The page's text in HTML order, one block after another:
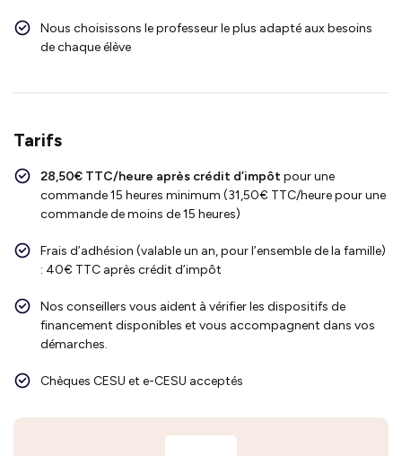
Nous choisissons le professeur le plus adapté aux besoins
de chaque élève
Tarifs
28,50€ TTC/heure après crédit d’impôt pour une
commande 15 heures minimum (31,50€ TTC/heure pour une
commande de moins de 15 heures)
Frais d’adhésion (valable un an, pour l’ensemble de la famille)
: 40€ TTC après crédit d’impôt
Nos conseillers vous aident à vérifier les dispositifs de
financement disponibles et vous accompagnent dans vos
démarches.
Chèques CESU et e-CESU acceptés